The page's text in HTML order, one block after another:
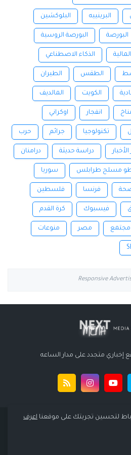
البرينييه البلوكشين
البورصة البورصة الروسية
الذكاء الاصطناعي
الطقس الطيران
الكويت المالديف
انفجار اوكراني
تكنولوجيا جرائم حرب
دراسة حديثة درامنان
مسلح طرابلس سوريا
فرنسا فلسطين
فيسبوك كرة القدم
مجتمع مصر منوعات
Responsive
إخباري متجدد على مدار الساعه
لتحسين تجربتك على موقعنا اعرف